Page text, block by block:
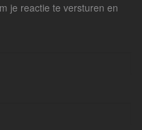
je reactie te versturen en